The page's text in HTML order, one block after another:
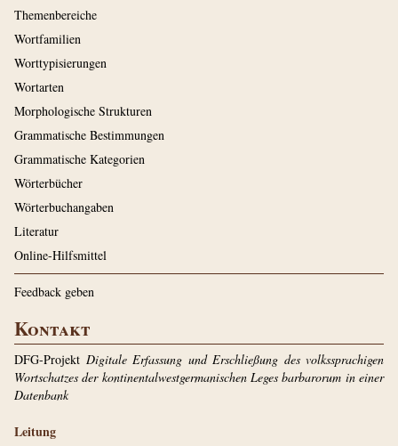
Themenbereiche
Wortfamilien
Worttypisierungen
Wortarten
Morphologische Strukturen
Grammatische Bestimmungen
Grammatische Kategorien
Wörterbücher
Wörterbuchangaben
Literatur
Online-Hilfsmittel
Feedback geben
Kontakt
DFG-Projekt Di­gi­tale Er­fas­sung und Er­schlie­ßung des volks­spra­chi­gen
Wort­schat­zes der kon­ti­nen­tal­west­­ger­ma­ni­schen Le­ges bar­bar­o­rum in ei­ner
Da­ten­bank
Leitung